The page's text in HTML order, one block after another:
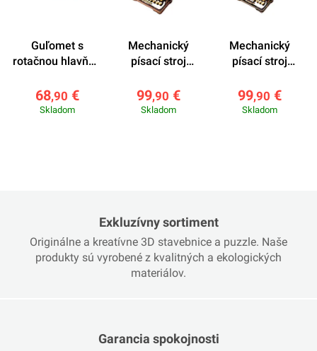
Guľomet s
rotačnou hlavňou
68,90 €
Skladom
Mechanický
písací stroj
ROKR LK703C
99,90 €
Skladom
Mechanický
písací stroj
ROKR LK703B
99,90 €
Skladom
Exkluzívny sortiment
Originálne a kreatívne 3D stavebnice a puzzle. Naše
produkty sú vyrobené z kvalitných a ekologických
materiálov.
Garancia spokojnosti